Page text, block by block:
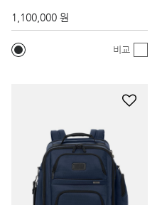
1,100,000 원
비교